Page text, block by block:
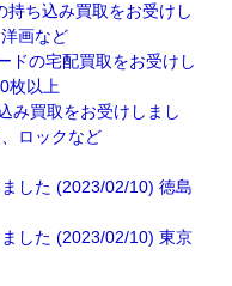
持ち込み買取をお受けし
画など
ドの宅配買取をお受けし
枚以上
み買取をお受けしまし
ロックなど
した (2023/02/10) 徳島
した (2023/02/10) 東京